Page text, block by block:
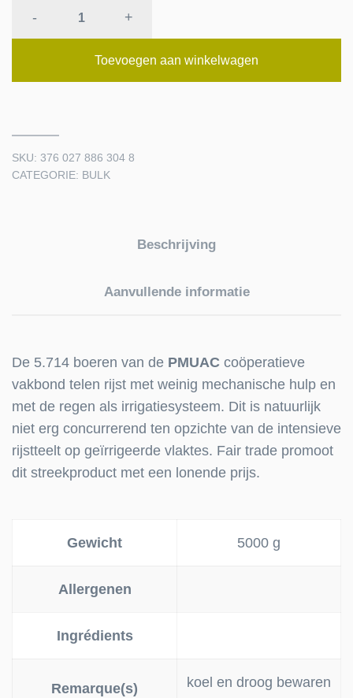
- +
Toevoegen aan winkelwagen
SKU: 376 027 886 304 8
CATEGORIE: BULK
Beschrijving
Aanvullende informatie
De 5.714 boeren van de PMUAC coöperatieve
vakbond telen rijst met weinig mechanische hulp en
met de regen als irrigatiesysteem. Dit is natuurlijk
niet erg concurrerend ten opzichte van de intensieve
rijstteelt op geïrrigeerde vlaktes. Fair trade promoot
dit streekproduct met een lonende prijs.
Gewicht 5000 g
Allergenen
Ingrédients
Remarque(s) koel en droog bewaren